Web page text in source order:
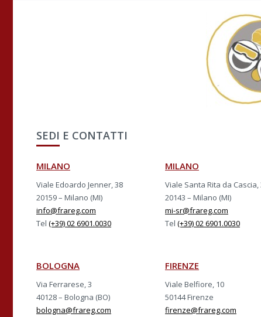
SEDI E CONTATTI
MILANO
Viale Edoardo Jenner, 38
20159 – Milano (MI)
info@frareg.com
Tel (+39) 02 6901.0030
MILANO
Viale Santa Rita da Cascia,
20143 – Milano (MI)
mi-sr@frareg.com
Tel (+39) 02 6901.0030
BOLOGNA
Via Ferrarese, 3
40128 – Bologna (BO)
bologna@frareg.com
FIRENZE
Viale Belfiore, 10
50144 Firenze
firenze@frareg.com